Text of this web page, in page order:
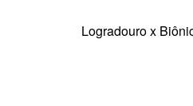
Logradouro x